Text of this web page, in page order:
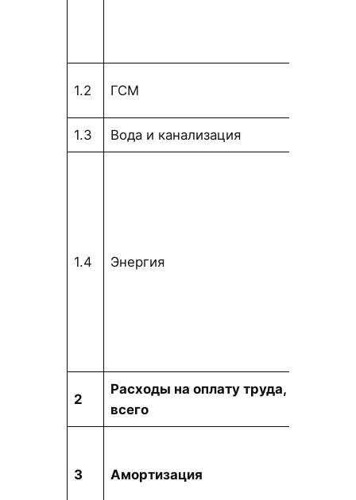
1.2 ГСМ
1.3 Вода и канализация
1.4 Энергия
2
Расходы на оплату труда,
всего
3 Амортизация